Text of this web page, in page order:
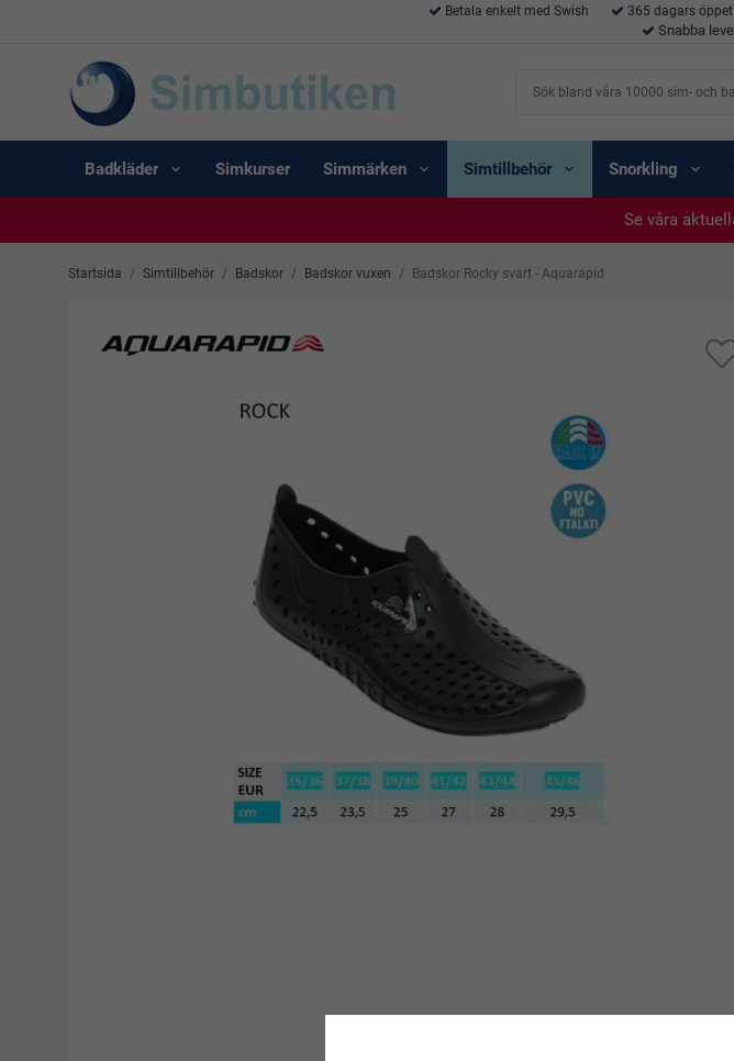
Betala enkelt med Swish 365 dagars
Snabba
Badkläder Simkurser Simmärken Simtillbehör Snorkling
Se våra
Se våra
Se våra
Se våra
Startsida / Simtillbehör / Badskor / Badskor vuxen / Badskor Rocky svart - Aquarapid